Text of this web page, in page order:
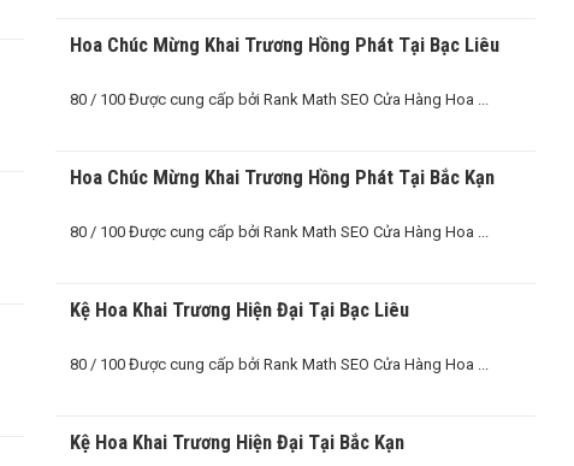
Hoa Chúc Mừng Khai Trương Hồng Phát Tại Bạc Liêu
80 / 100 Được cung cấp bởi Rank Math SEO Cửa Hàng Hoa ...
Hoa Chúc Mừng Khai Trương Hồng Phát Tại Bắc Kạn
80 / 100 Được cung cấp bởi Rank Math SEO Cửa Hàng Hoa ...
Kệ Hoa Khai Trương Hiện Đại Tại Bạc Liêu
80 / 100 Được cung cấp bởi Rank Math SEO Cửa Hàng Hoa ...
Kệ Hoa Khai Trương Hiện Đại Tại Bắc Kạn